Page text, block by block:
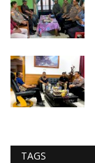
TAGS